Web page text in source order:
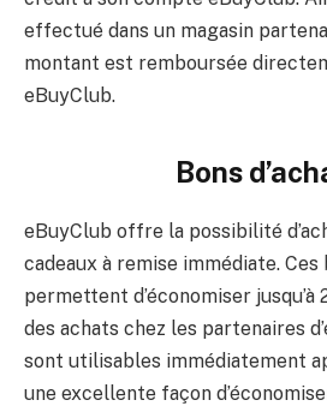
effectué dans un magasin
montant est remboursée
eBuyClub.
Bons
eBuyClub offre la possibilité
cadeaux à remise immédiate. Ces
permettent d’économiser
des achats chez les partenaires
sont utilisables immédiatement
une excellente façon